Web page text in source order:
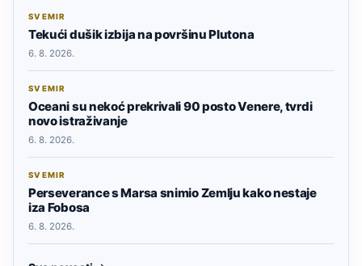
SVEMIR
Tekući dušik izbija na površinu Plutona
6. 8. 2026.
SVEMIR
Oceani su nekoć prekrivali 90 posto Venere, tvrdi
novo istraživanje
6. 8. 2026.
SVEMIR
Perseverance s Marsa snimio Zemlju kako nestaje
iza Fobosa
6. 8. 2026.